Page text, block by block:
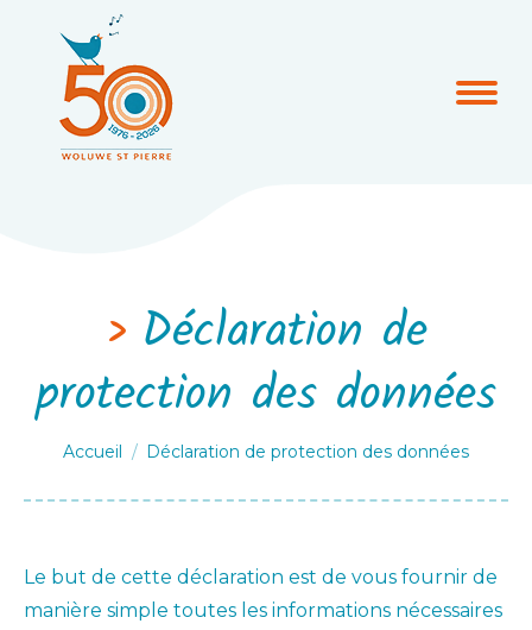
Déclaration de
protection des données
Vous êtes ici :
Accueil Déclaration de protection des données
Le but de cette déclaration est de vous fournir de
manière simple toutes les informations nécessaires